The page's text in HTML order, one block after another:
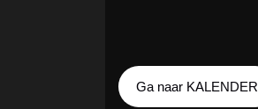
Ga naar KALENDER